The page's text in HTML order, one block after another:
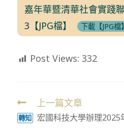
嘉年華暨清華社會實踐
3【JPG檔】
下載【JPG檔】
Post Views: 332
Read
more
上一篇文章
轉知 宏國科技大學辦理